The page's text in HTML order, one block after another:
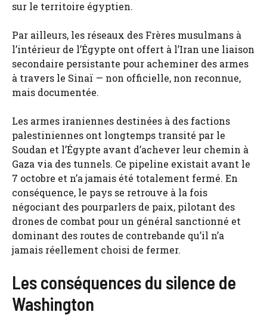
sur le territoire égyptien.
Par ailleurs, les réseaux des Frères musulmans à
l’intérieur de l’Égypte ont offert à l’Iran une liaison
secondaire persistante pour acheminer des armes
à travers le Sinaï — non officielle, non reconnue,
mais documentée.
Les armes iraniennes destinées à des factions
palestiniennes ont longtemps transité par le
Soudan et l’Égypte avant d’achever leur chemin à
Gaza via des tunnels. Ce pipeline existait avant le
7 octobre et n’a jamais été totalement fermé. En
conséquence, le pays se retrouve à la fois
négociant des pourparlers de paix, pilotant des
drones de combat pour un général sanctionné et
dominant des routes de contrebande qu’il n’a
jamais réellement choisi de fermer.
Les conséquences du silence de
Washington